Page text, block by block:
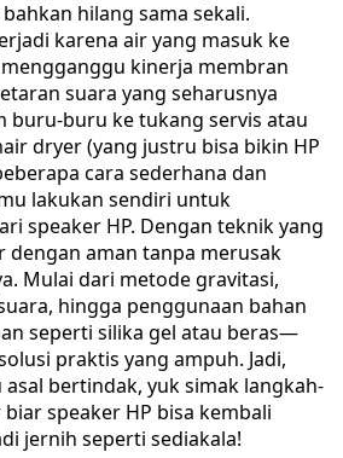
hilang sama sekali.
karena air yang masuk ke
kinerja membran
suara yang seharusnya
buru-buru ke tukang servis atau
dryer (yang justru bisa bikin HP
cara sederhana dan
lakukan sendiri untuk
speaker HP. Dengan teknik yang
dengan aman tanpa merusak
Mulai dari metode gravitasi,
hingga penggunaan bahan
seperti silika gel atau beras—
praktis yang ampuh. Jadi,
bertindak, yuk simak langkah-
speaker HP bisa kembali
jernih seperti sediakala!